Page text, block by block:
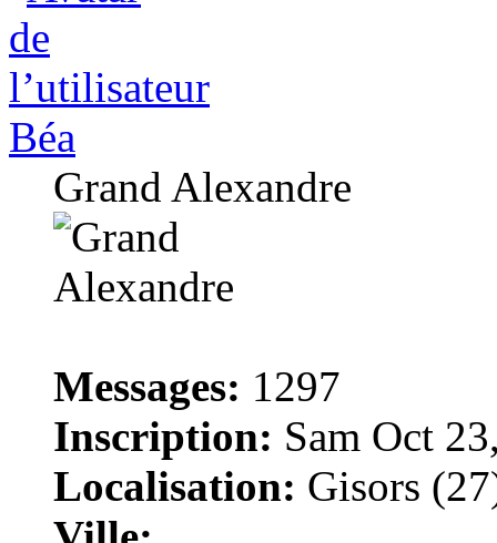
Béa
Grand Alexandre
Messages: 1297
Inscription: Sam Oct
Localisation: Gisors